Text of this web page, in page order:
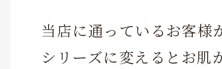
当店に通っているお客様
シリーズに変えるとお肌